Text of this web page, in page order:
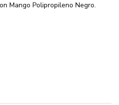
Mango Polipropileno Negro.